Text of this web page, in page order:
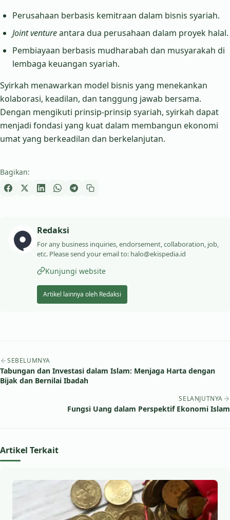
Perusahaan berbasis kemitraan dalam bisnis syariah.
Joint ventureantara dua perusahaan dalam proyek halal.
Pembiayaan berbasis mudharabah dan musyarakah di
lembaga keuangan syariah.
Syirkah menawarkan model bisnis yang menekankan
kolaborasi, keadilan, dan tanggung jawab bersama.
Dengan mengikuti prinsip-prinsip syariah, syirkah dapat
menjadi fondasi yang kuat dalam membangun ekonomi
umat yang berkeadilan dan berkelanjutan.
Bagikan:
Redaksi
For any business inquiries, endorsement, collaboration, job,
etc. Please send your email to: halo@ekispedia.id
Kunjungi website
Artikel lainnya oleh Redaksi
Navigasi artikel
SEBELUMNYA
Tabungan dan Investasi dalam Islam: Menjaga Harta dengan
Bijak dan Bernilai Ibadah
SELANJUTNYA
Fungsi Uang dalam Perspektif Ekonomi Islam
Artikel Terkait